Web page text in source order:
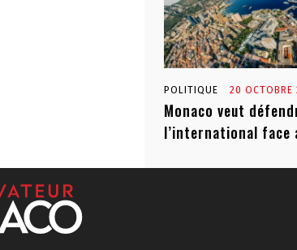
POLITIQUE 20
Monaco veut
l’international face